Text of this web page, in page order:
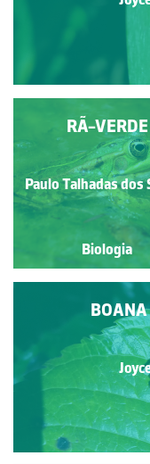
CASAL DE
ROTENBERGAE
AMPLEXO
Joyce Mara Delprá
Biologia
RÃ-VERDE
Paulo Talhadas dos
Biologia